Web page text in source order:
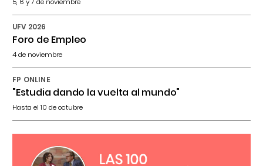
UFV 2026
Foro de Empleo
4 de noviembre
FP ONLINE
"Estudia dando la vuelta al mundo"
Hasta el 10 de octubre